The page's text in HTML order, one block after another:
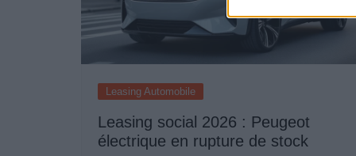
Leasing Automobile
Leasing social 2026 : Peugeot
électrique en rupture de stock